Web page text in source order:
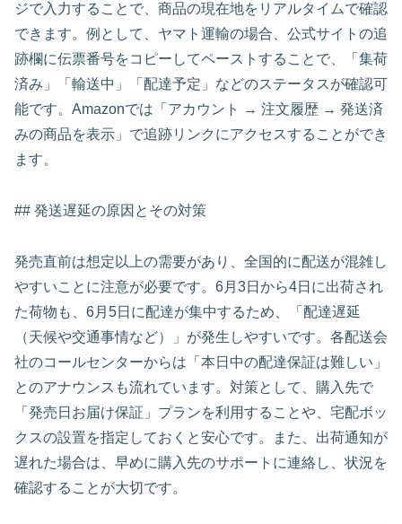
ジで入力することで、商品の現在地をリアルタイムで確認
できます。例として、ヤマト運輸の場合、公式サイトの追
跡欄に伝票番号をコピーしてペーストすることで、「集荷
済み」「輸送中」「配達予定」などのステータスが確認可
能です。Amazonでは「アカウント → 注文履歴 → 発送済
みの商品を表示」で追跡リンクにアクセスすることができ
ます。
## 発送遅延の原因とその対策
発売直前は想定以上の需要があり、全国的に配送が混雑し
やすいことに注意が必要です。6月3日から4日に出荷され
た荷物も、6月5日に配達が集中するため、「配達遅延
（天候や交通事情など）」が発生しやすいです。各配送会
社のコールセンターからは「本日中の配達保証は難しい」
とのアナウンスも流れています。対策として、購入先で
「発売日お届け保証」プランを利用することや、宅配ボッ
クスの設置を指定しておくと安心です。また、出荷通知が
遅れた場合は、早めに購入先のサポートに連絡し、状況を
確認することが大切です。